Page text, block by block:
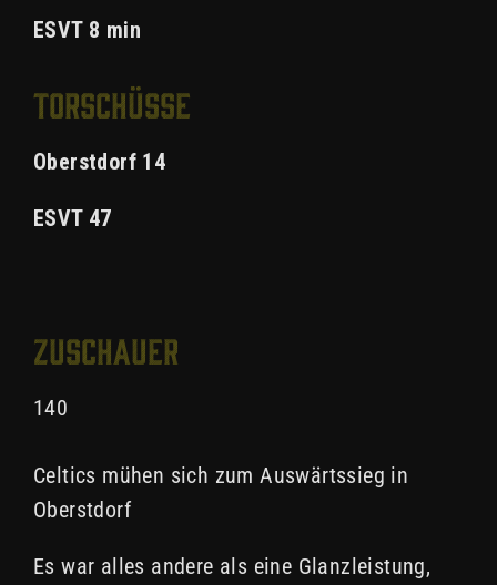
ESVT 8 min
Torschüsse
Oberstdorf 14
ESVT 47
Zuschauer
140
Celtics mühen sich zum Auswärtssieg in
Oberstdorf
Es war alles andere als eine Glanzleistung,